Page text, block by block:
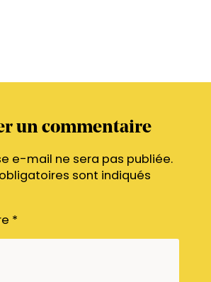
un commentaire
e-mail ne sera pas publiée.
sont indiqués
*